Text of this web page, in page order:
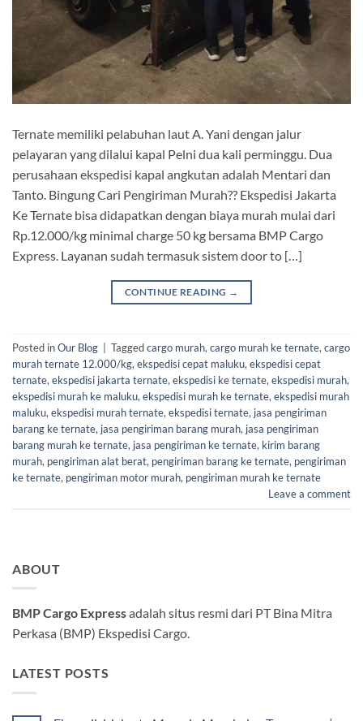
Ternate memiliki pelabuhan laut A. Yani dengan jalur
pelayaran yang dilalui kapal Pelni dua kali perminggu. Dua
perusahaan ekspedisi kapal angkutan adalah Mentari dan
Tanto. Bingung Cari Pengiriman Murah?? Ekspedisi Jakarta
Ke Ternate bisa didapatkan dengan biaya murah mulai dari
Rp.12.000/kg minimal charge 50 kg bersama BMP Cargo
Express. Layanan sudah termasuk sistem door to […]
CONTINUE READING →
Posted inOur Blog Taggedcargo murah, cargo murah ke ternate, cargo
murah ternate 12.000/kg, ekspedisi cepat maluku, ekspedisi cepat
ternate, ekspedisi jakarta ternate, ekspedisi ke ternate, ekspedisi murah,
ekspedisi murah ke maluku, ekspedisi murah ke ternate, ekspedisi murah
maluku, ekspedisi murah ternate, ekspedisi ternate, jasa pengiriman
barang ke ternate, jasa pengiriman barang murah, jasa pengiriman
barang murah ke ternate, jasa pengiriman ke ternate, kirim barang
murah, pengiriman alat berat, pengiriman barang ke ternate, pengiriman
ke ternate, pengiriman motor murah, pengiriman murah ke ternate
Leave a comment
ABOUT
BMP Cargo Expressadalah situs resmi dari PT Bina Mitra
Perkasa (BMP) Ekspedisi Cargo.
LATEST POSTS